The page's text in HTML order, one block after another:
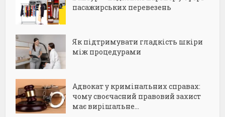
пасажирських перевезень
Як підтримувати гладкість шкіри
між процедурами
Адвокат у кримінальних справах:
чому своєчасний правовий захист
має вирішальне...